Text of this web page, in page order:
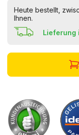
Heute bestellt,
Ihnen.
Lieferung